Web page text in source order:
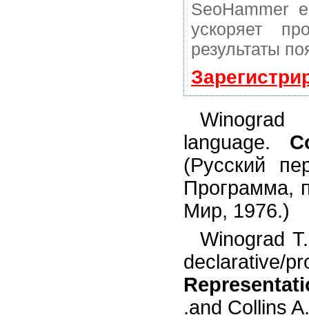
SeoHammer
ускоряет
результаты
language.
(Русский
Программа,
Мир, 1976.)
Winograd
.and Collins